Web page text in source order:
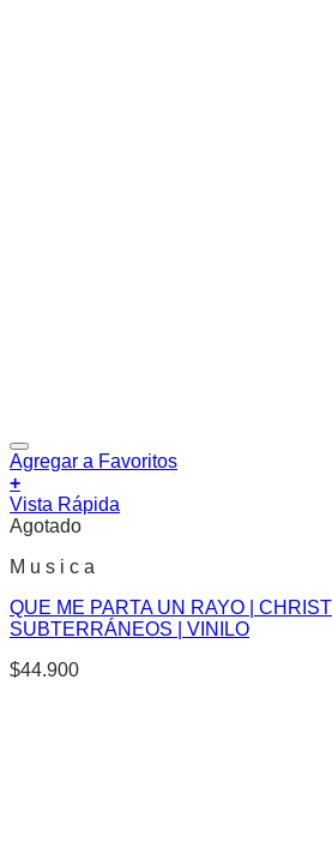
Agregar a Favoritos
+
Vista Rápida
Agotado
M u s i c a
QUE ME PARTA UN RAYO |
SUBTERRÁNEOS | VINILO
$44.900